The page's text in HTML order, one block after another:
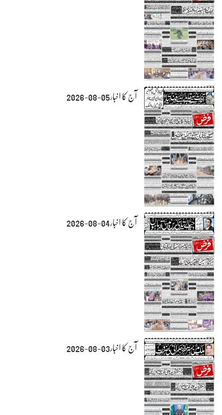
آج کا اخبار05-08-2026
آج کا اخبار04-08-2026
آج کا اخبار03-08-2026